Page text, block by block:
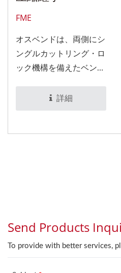
FME
オスベンドは、両側にシ
ングルカットリング・ロ
ック機構を備えたベンド
手リング-シングルカッ
トリングによって気密性
詳細